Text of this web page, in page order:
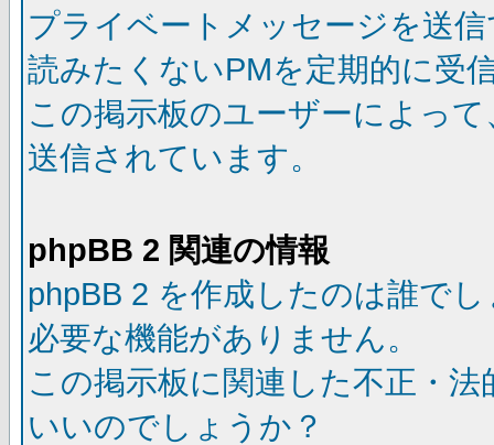
プライベートメッセージを送
読みたくないPMを定期的に受
この掲示板のユーザーによっ
送信されています。
phpBB 2 関連の情報
phpBB 2 を作成したのは誰で
必要な機能がありません。
この掲示板に関連した不正・
いいのでしょうか？